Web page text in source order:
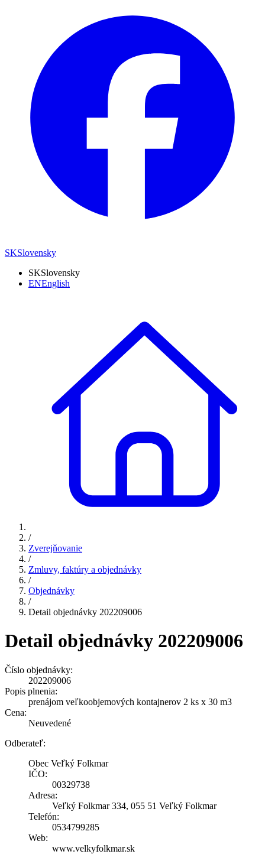
SKSlovensky
SKSlovensky
ENEnglish
/
Zverejňovanie
/
Zmluvy, faktúry a objednávky
/
Objednávky
/
Detail objednávky 202209006
Detail objednávky 202209006
Číslo objednávky:
202209006
Popis plnenia:
prenájom veľkoobjemových kontajnerov 2 ks x 30 m3
Cena:
Neuvedené
Odberateľ:
Obec Veľký Folkmar
IČO:
00329738
Adresa:
Veľký Folkmar 334, 055 51 Veľký Folkmar
Telefón:
0534799285
Web:
www.velkyfolkmar.sk